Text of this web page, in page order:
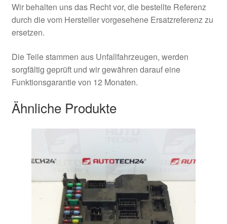
Wir behalten uns das Recht vor, die bestellte Referenz
durch die vom Hersteller vorgesehene Ersatzreferenz zu
ersetzen.
Die Teile stammen aus Unfallfahrzeugen, werden
sorgfältig geprüft und wir gewähren darauf eine
Funktionsgarantie von 12 Monaten.
Ähnliche Produkte